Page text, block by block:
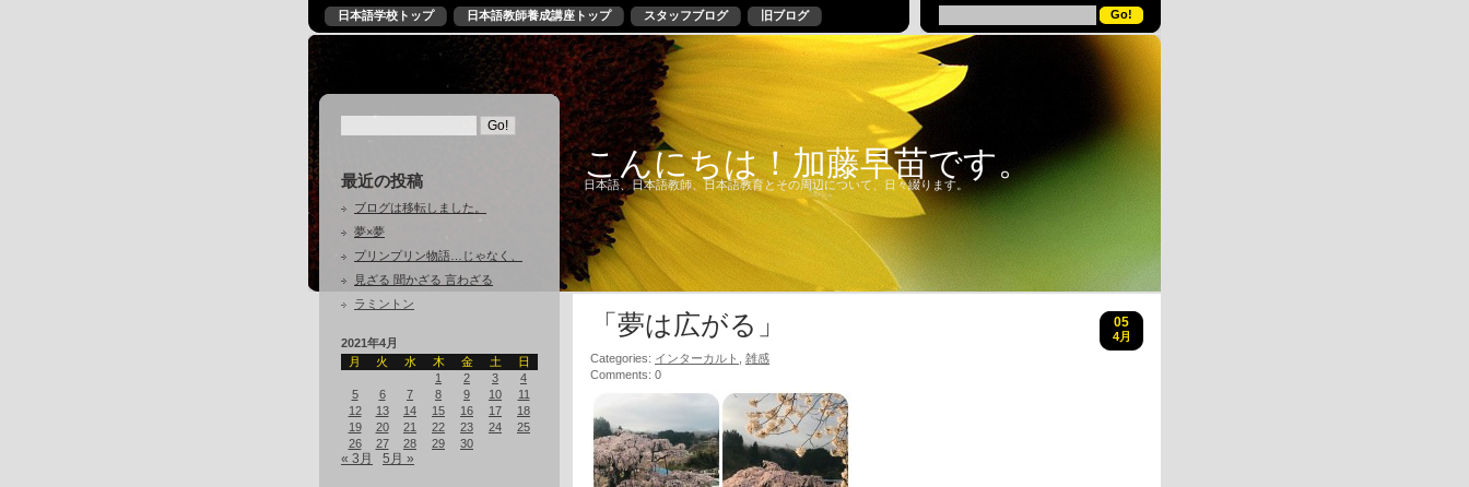
日本語学校トップ 日本語教師養成講座トップ スタッフブログ 旧ブログ
最近の投稿
ブログは移転しました。
夢×夢
プリンプリン物語…じゃなく、
見ざる 聞かざる 言わざる
ラミントン
2021年4月
月
火 水 木 金 土
日
1
2 3
4
5
6 7 8 9 10
11
12
13 14 15 16 17
18
19
20 21 22 23 24
25
26
27 28 29 30
« 3月 5月 »
こんにちは！加藤早苗です。
日本語、日本語教師、日本語教育とその周辺について、日々綴ります。
「夢は広がる」 05
4月
Categories: インターカルト
雑感
Comments: 0